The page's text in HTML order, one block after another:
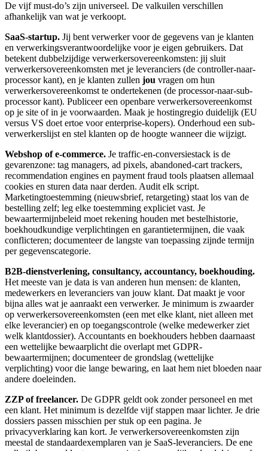
De vijf must-do’s zijn universeel. De valkuilen verschillen
afhankelijk van wat je verkoopt.
SaaS-startup. Jij bent verwerker voor de gegevens van je klanten
en verwerkingsverantwoordelijke voor je eigen gebruikers. Dat
betekent dubbelzijdige verwerkersovereenkomsten: jij sluit
verwerkersovereenkomsten met je leveranciers (de controller-naar-
processor kant), en je klanten zullen jou vragen om hun
verwerkersovereenkomst te ondertekenen (de processor-naar-sub-
processor kant). Publiceer een openbare verwerkersovereenkomst
op je site of in je voorwaarden. Maak je hostingregio duidelijk (EU
versus VS doet ertoe voor enterprise-kopers). Onderhoud een sub-
verwerkerslijst en stel klanten op de hoogte wanneer die wijzigt.
Webshop of e-commerce. Je traffic-en-conversiestack is de
gevarenzone: tag managers, ad pixels, abandoned-cart trackers,
recommendation engines en payment fraud tools plaatsen allemaal
cookies en sturen data naar derden. Audit elk script.
Marketingtoestemming (nieuwsbrief, retargeting) staat los van de
bestelling zelf; leg elke toestemming expliciet vast. Je
bewaartermijnbeleid moet rekening houden met bestelhistorie,
boekhoudkundige verplichtingen en garantietermijnen, die vaak
conflicteren; documenteer de langste van toepassing zijnde termijn
per gegevenscategorie.
B2B-dienstverlening, consultancy, accountancy, boekhouding.
Het meeste van je data is van anderen hun mensen: de klanten,
medewerkers en leveranciers van jouw klant. Dat maakt je voor
bijna alles wat je aanraakt een verwerker. Je minimum is zwaarder
op verwerkersovereenkomsten (een met elke klant, niet alleen met
elke leverancier) en op toegangscontrole (welke medewerker ziet
welk klantdossier). Accountants en boekhouders hebben daarnaast
een wettelijke bewaarplicht die overlapt met GDPR-
bewaartermijnen; documenteer de grondslag (wettelijke
verplichting) voor die lange bewaring, en laat hem niet bloeden naar
andere doeleinden.
ZZP of freelancer. De GDPR geldt ook zonder personeel en met
een klant. Het minimum is dezelfde vijf stappen maar lichter. Je drie
dossiers passen misschien per stuk op een pagina. Je
privacyverklaring kan kort. Je verwerkersovereenkomsten zijn
meestal de standaardexemplaren van je SaaS-leveranciers. De ene